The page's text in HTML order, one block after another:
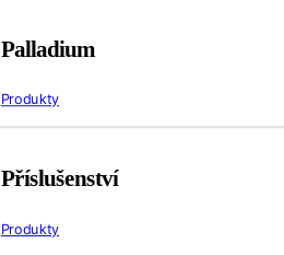
Palladium
Produkty
Příslušenství
Produkty